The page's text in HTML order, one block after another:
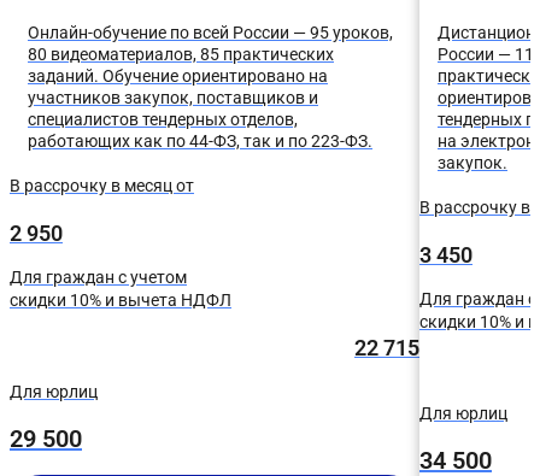
Онлайн-обучение по всей России — 95 уроков,
80 видеоматериалов, 85 практических
заданий. Обучение ориентировано на
участников закупок, поставщиков и
специалистов тендерных отделов,
работающих как по 44-ФЗ, так и по 223-ФЗ.
В рассрочку в месяц от
2 950
Для граждан с учетом
скидки 10% и вычета НДФЛ
22 715
Для юрлиц
29 500
России —
тендерных
на
закупок.
В рассрочку в
3 450
Для граждан с
скидки 10% и
Для юрлиц
34 500